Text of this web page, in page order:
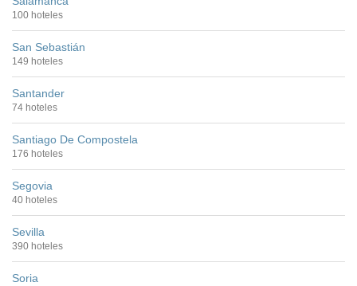
100 hoteles
San Sebastián
149 hoteles
Santander
74 hoteles
Santiago De Compostela
176 hoteles
Segovia
40 hoteles
Sevilla
390 hoteles
Soria